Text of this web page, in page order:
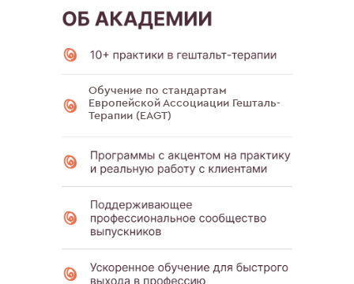
Обучение по стандартам
Европейской Ассоциации Гешталь-
Терапии (EAGT)